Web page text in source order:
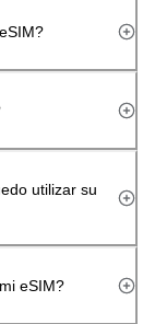
utilizar su
eSIM?